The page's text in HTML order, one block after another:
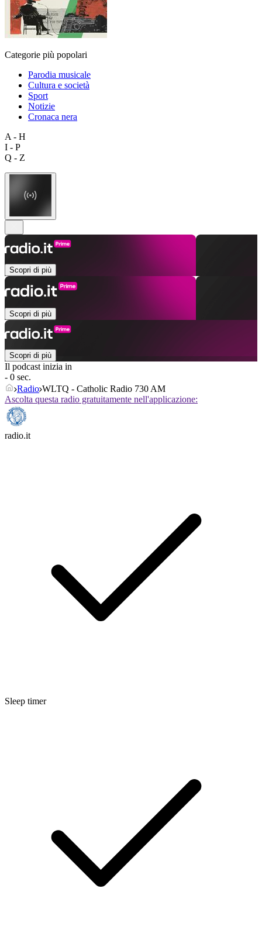
Categorie più popolari
Parodia musicale
Cultura e società
Sport
Notizie
Cronaca nera
A - H
I - P
Q - Z
Scopri di più
Scopri di più
Scopri di più
Il podcast inizia in
- 0 sec.
Radio WLTQ - Catholic Radio 730 AM
Ascolta questa radio gratuitamente nell'applicazione:
radio.it
Sleep timer